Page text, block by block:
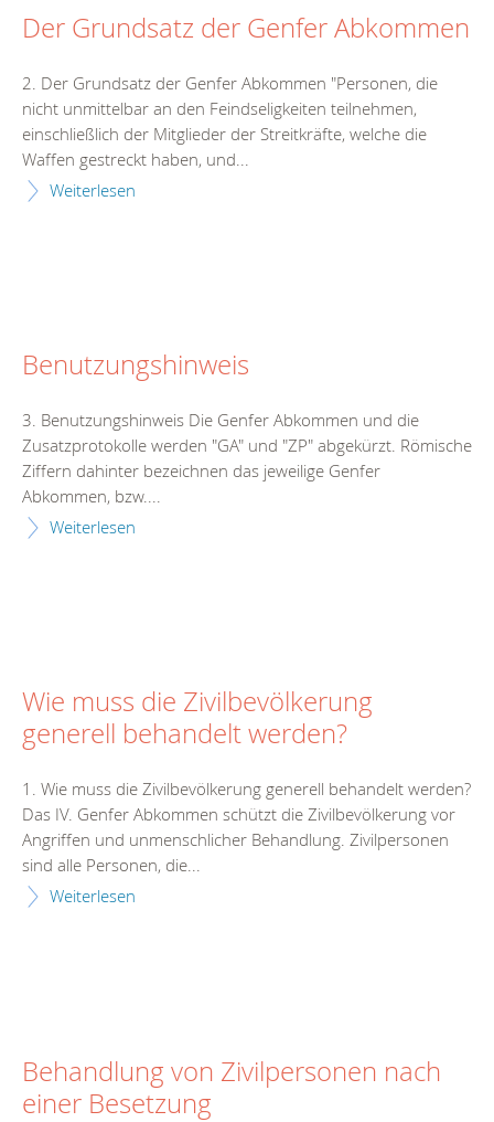
Der Grundsatz der Genfer Abkommen
2. Der Grundsatz der Genfer Abkommen "Personen, die
nicht unmittelbar an den Feindseligkeiten teilnehmen,
einschließlich der Mitglieder der Streitkräfte, welche die
Waffen gestreckt haben, und...
Weiterlesen
Benutzungshinweis
3. Benutzungshinweis Die Genfer Abkommen und die
Zusatzprotokolle werden "GA" und "ZP" abgekürzt. Römische
Ziffern dahinter bezeichnen das jeweilige Genfer
Abkommen, bzw....
Weiterlesen
Wie muss die Zivilbevölkerung
generell behandelt werden?
1. Wie muss die Zivilbevölkerung generell behandelt werden?
Das IV. Genfer Abkommen schützt die Zivilbevölkerung vor
Angriffen und unmenschlicher Behandlung. Zivilpersonen
sind alle Personen, die...
Weiterlesen
Behandlung von Zivilpersonen nach
einer Besetzung